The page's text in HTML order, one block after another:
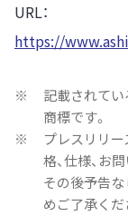
URL：
https://
※
記載されてい
商標です。
※
プレスリリ
格、仕様、お
その後予告
めご了承くだ